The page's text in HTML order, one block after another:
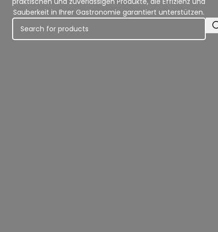
Sauberkeit in Ihrer Gastronomie garantiert unterstützen.